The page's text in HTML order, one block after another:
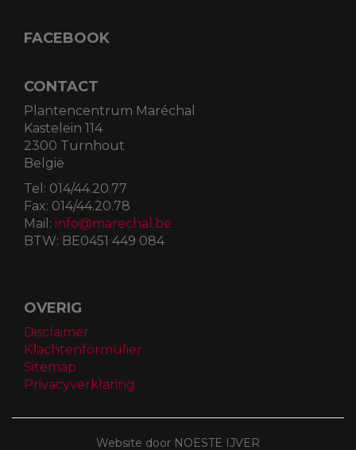
FACEBOOK
CONTACT
Plantencentrum Maréchal
Kastelein 114
2300 Turnhout
België
Tel: 014/44.20.77
Fax: 014/44.20.78
Mail: info@marechal.be
BTW: BE0451 449 084
OVERIG
Disclaimer
Klachtenformulier
Sitemap
Privacyverklaring
Website door NOESTE IJVER